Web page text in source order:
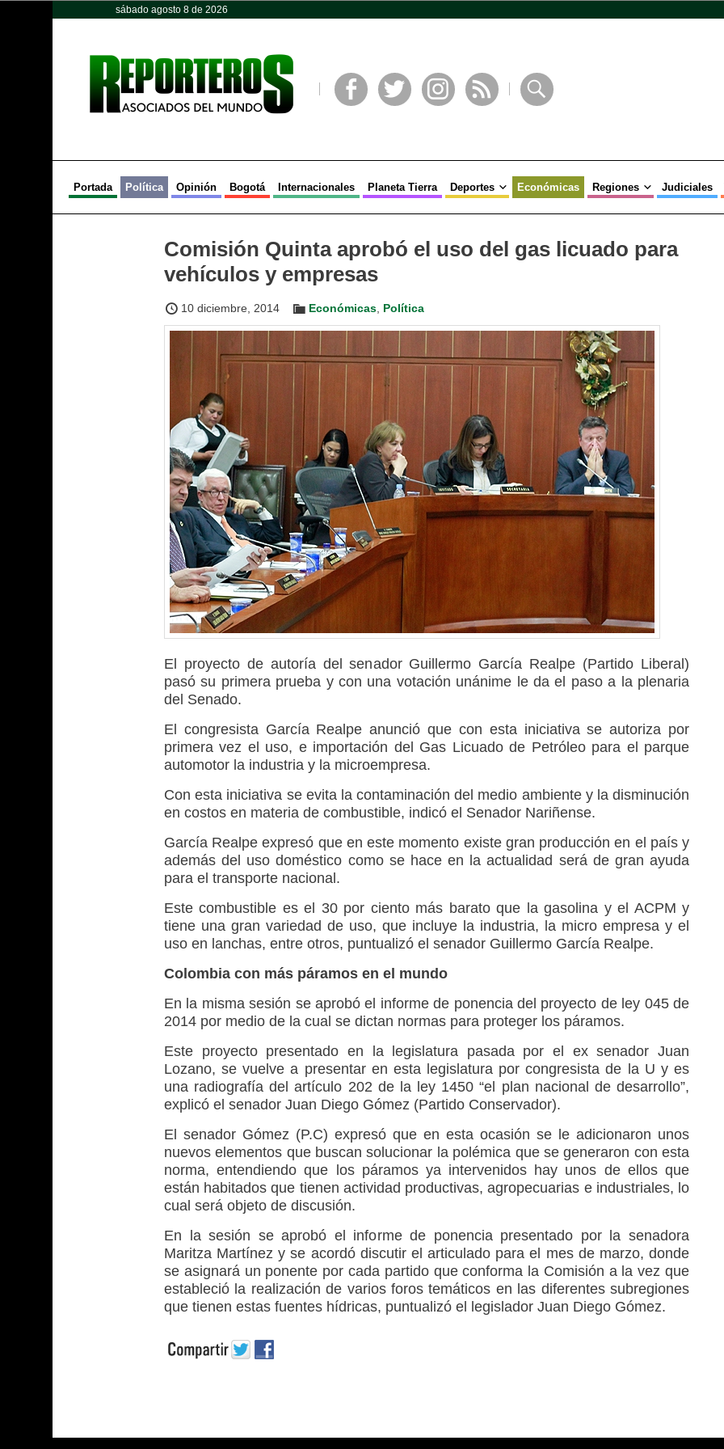
sábado agosto 8 de 2026
Portada Política Opinión Bogotá Internacionales Planeta Tierra Deportes Económicas Regiones Judiciales
Comisión Quinta aprobó el uso del gas licuado para
vehículos y empresas
10 diciembre, 2014 Económicas Política
El proyecto de autoría del senador Guillermo García Realpe (Partido Liberal)
pasó su primera prueba y con una votación unánime le da el paso a la plenaria
del Senado.
El congresista García Realpe anunció que con esta iniciativa se autoriza por
primera vez el uso, e importación del Gas Licuado de Petróleo para el parque
automotor la industria y la microempresa.
Con esta iniciativa se evita la contaminación del medio ambiente y la disminución
en costos en materia de combustible, indicó el Senador Nariñense.
García Realpe expresó que en este momento existe gran producción en el país y
además del uso doméstico como se hace en la actualidad será de gran ayuda
para el transporte nacional.
Este combustible es el 30 por ciento más barato que la gasolina y el ACPM y
tiene una gran variedad de uso, que incluye la industria, la micro empresa y el
uso en lanchas, entre otros, puntualizó el senador Guillermo García Realpe.
Colombia con más páramos en el mundo
En la misma sesión se aprobó el informe de ponencia del proyecto de ley 045 de
2014 por medio de la cual se dictan normas para proteger los páramos.
Este proyecto presentado en la legislatura pasada por el ex senador Juan
Lozano, se vuelve a presentar en esta legislatura por congresista de la U y es
una radiografía del artículo 202 de la ley 1450 “el plan nacional de desarrollo”,
explicó el senador Juan Diego Gómez (Partido Conservador).
El senador Gómez (P.C) expresó que en esta ocasión se le adicionaron unos
nuevos elementos que buscan solucionar la polémica que se generaron con esta
norma, entendiendo que los páramos ya intervenidos hay unos de ellos que
están habitados que tienen actividad productivas, agropecuarias e industriales, lo
cual será objeto de discusión.
En la sesión se aprobó el informe de ponencia presentado por la senadora
Maritza Martínez y se acordó discutir el articulado para el mes de marzo, donde
se asignará un ponente por cada partido que conforma la Comisión a la vez que
estableció la realización de varios foros temáticos en las diferentes subregiones
que tienen estas fuentes hídricas, puntualizó el legislador Juan Diego Gómez.
Opinión Política